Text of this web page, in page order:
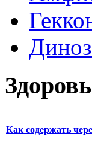
Как содержать